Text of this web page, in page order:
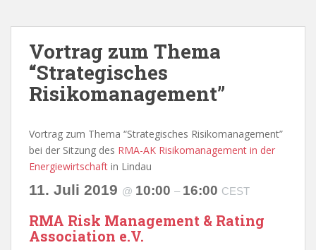
Vortrag zum Thema
“Strategisches
Risikomanagement”
Vortrag zum Thema “Strategisches Risikomanagement”
bei der Sitzung des RMA-AK Risikomanagement in der
Energiewirtschaft in Lindau
11. Juli 2019 @ 10:00 – 16:00 CEST
RMA Risk Management & Rating
Association e.V.